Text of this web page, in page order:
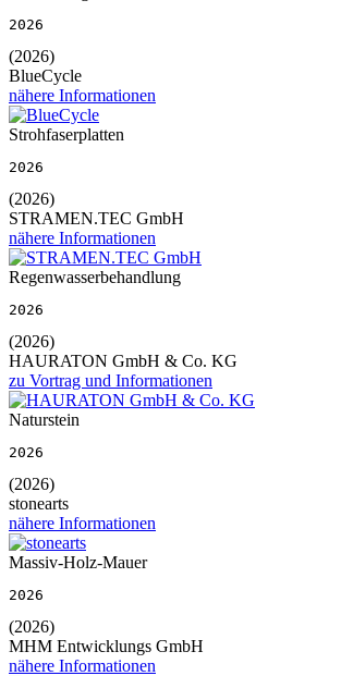
2026
(2026)
BlueCycle
nähere Informationen
Strohfaserplatten
2026
(2026)
STRAMEN.TEC GmbH
nähere Informationen
Regenwasserbehandlung
2026
(2026)
HAURATON GmbH & Co. KG
zu Vortrag und Informationen
Naturstein
2026
(2026)
stonearts
nähere Informationen
Massiv-Holz-Mauer
2026
(2026)
MHM Entwicklungs GmbH
nähere Informationen